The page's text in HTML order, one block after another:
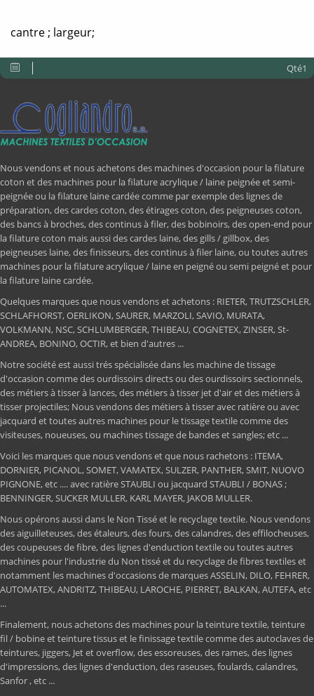
cantre ; largeur;
Qté1
Nous vendons et nous achetons des machines d'occasion pour la filature
coton et des machines pour la filature acrylique / laine peignée et semi-
peignée ou la filature laine cardée comme par exemple des lignes de
préparation, des cardes coton, des étirages coton, des peigneuses coton,
des bancs à broches, des continus à filer, des bobinoirs, des open-end pour
la filature coton mais aussi des cardes laine, des gills / gillbox, des
peigneuses laine, des finisseurs, des continus à filer laine, ou toutes autres
machines pour la filature acrylique / laine en peigné ou semi peigné et pour
la filature laine cardée.
Quelques marques que nous vendons et achetons : RIETER, TRUTZSCHLER,
SCHLAFHORST, OERLIKON, SAURER, MARZOLI, SAVIO, MURATA,
VOLKMANN, NSC, SCHLUMBERGER, THIBEAU, COGNETEX, ZINSER, St-
ANDREA, BONINO, OCTIR, et bien d'autres ...
Notre société est aussi trés spécialisée dans les machine de tissage
d'occasion comme des ourdissoirs directs ou des ourdissoirs sectionnels,
des métiers à tisser à lances, des métiers à tisser jet d'air et des métiers à
tisser projectiles; Nous vendons des métiers à tisser avec ratière ou avec
jacquard et toutes autres machines pour le tissage textile comme des
visiteuses, noueuses, ou machines tissage de bandes et sangles; etc ...
Voici les marques que nous vendons et que nous rachetons : ITEMA,
DORNIER, PICANOL, SOMET, VAMATEX, SULZER, PANTHER, SMIT, NUOVO
PIGNONE, etc .... avec ratière STAUBLI ou jacquard STAUBLI / BONAS ;
BENNINGER, SUCKER MULLER, KARL MAYER, JAKOB MULLER.
Nous opérons aussi dans le Non Tissé et le recyclage textile. Nous vendons
des aiguilleteuses, des étaleurs, des fours, des calandres, des effilocheuses,
des coupeuses de fibre, des lignes d'enduction textile ou toutes autres
machines pour l'industrie du Non tissé et du recyclage de fibres textiles et
notamment les machines d'occasions de marques ASSELIN, DILO, FEHRER,
AUTOMATEX, ANDRITZ, THIBEAU, LAROCHE, PIERRET, BALKAN, AUTEFA, etc
...
Finalement, nous achetons des machines pour la teinture textile, teinture
fil / bobine et teinture tissus et le finissage textile comme des autoclaves de
teintures, jiggers, Jet et overflow, des essoreuses, des rames, des lignes
d'impressions, des lignes d'enduction, des raseuses, foulards, calandres,
Sanfor , etc ...